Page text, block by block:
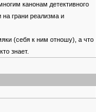
канонам детективного
грани реализма и
(себя к ним отношу), а что
знает.